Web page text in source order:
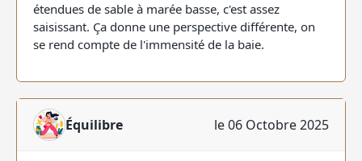
étendues de sable à marée basse, c'est assez
saisissant. Ça donne une perspective différente, on
se rend compte de l'immensité de la baie.
Équilibre le 06 Octobre 2025